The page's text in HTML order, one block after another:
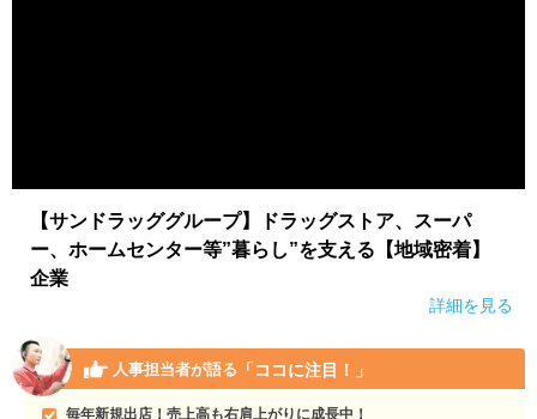
【サンドラッググループ】ドラッグストア、スーパ
ー、ホームセンター等”暮らし”を支える【地域密着】
企業
詳細を見る
人事担当者が語る 「ココに注目！」
毎年新規出店！売上高も右肩上がりに成長中！